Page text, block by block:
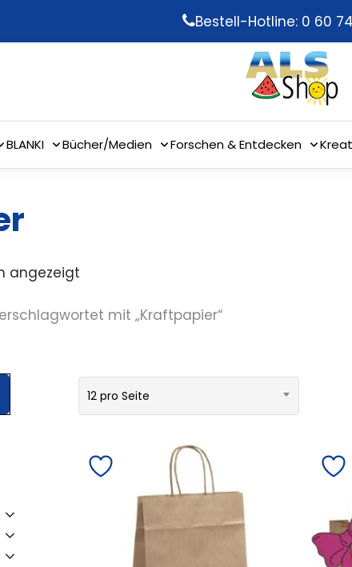
Bestell-Hotline: 0 60
BLANKI Bücher/Medien Forschen & Entdecken
angezeigt
mit „Kraftpapier“
12 pro Seite